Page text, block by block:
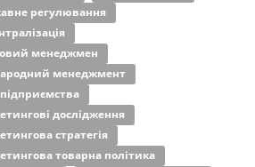
регулювання
менеджмен
менеджмент
дослідження
стратегія
товарна політика